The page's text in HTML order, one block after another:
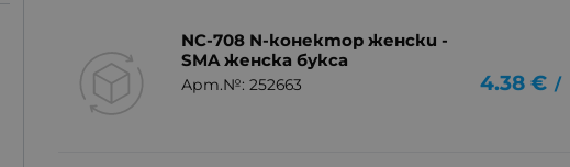
NC-708 N-конектор женски -
SMA женска букса
Арт.№: 252663 4.38 € /